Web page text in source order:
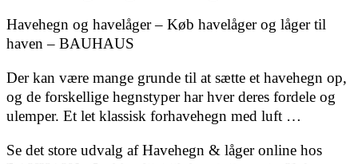
Havehegn og havelåger – Køb havelåger og låger til
haven – BAUHAUS
Der kan være mange grunde til at sætte et havehegn op,
og de forskellige hegnstyper har hver deres fordele og
ulemper. Et let klassisk forhavehegn med luft …
Se det store udvalg af Havehegn & låger online hos